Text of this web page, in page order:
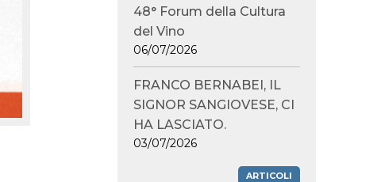
48° Forum della Cultura
del Vino
06/07/2026
FRANCO BERNABEI, IL
SIGNOR SANGIOVESE, CI
HA LASCIATO.
03/07/2026
ARTICOLI